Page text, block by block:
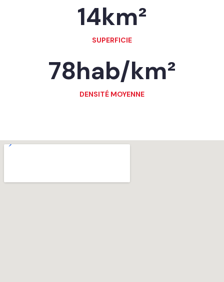
14km²
SUPERFICIE
78hab/km²
DENSITÉ MOYENNE